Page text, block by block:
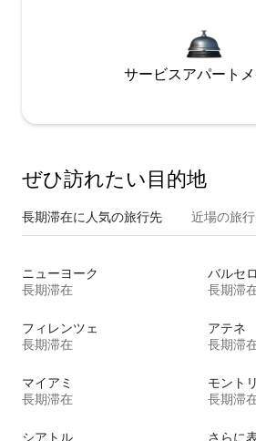
サービスアパートメ
ぜひ訪⁠れ⁠た⁠い目⁠的⁠地
長期滞在に人気の旅行先 近場の旅
ニューヨーク
長期滞在
バルセ
長期滞
フィレンツェ
長期滞在
アテネ
長期滞
マイアミ
長期滞在
モント
長期滞
シアトル さらに